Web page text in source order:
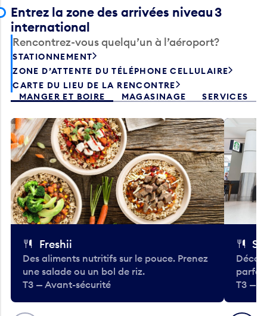
Entrez la zone des arrivées niveau 3
international
Rencontrez-vous quelqu’un à l’aéroport?
STATIONNEMENT
ZONE D’ATTENTE DU TÉLÉPHONE CELLULAIRE
CARTE DU LIEU DE LA RENCONTRE
MANGER ET BOIRE
MAGASINAGE SERVICES
Freshii
Des aliments nutritifs sur le pouce. Prenez
une salade ou un bol de riz.
T3 — Avant-sécurité
T3 —